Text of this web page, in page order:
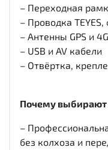
– Переходная
– Проводка
– Антенны GPS и
– USB и AV кабели
– Отвёртка,
Почему выбирают
–
без колхоза и